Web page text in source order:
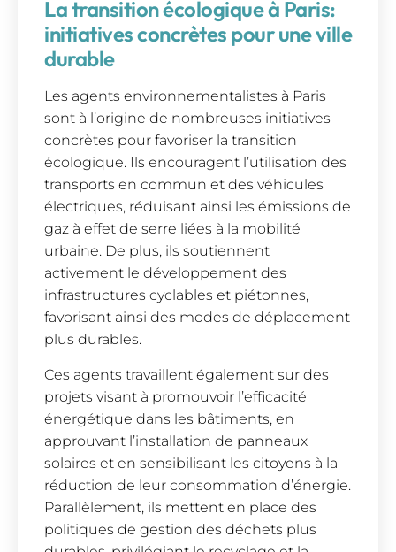
La transition écologique à Paris:
initiatives concrètes pour une ville
durable
Les agents environnementalistes à Paris
sont à l’origine de nombreuses initiatives
concrètes pour favoriser la transition
écologique. Ils encouragent l’utilisation des
transports en commun et des véhicules
électriques, réduisant ainsi les émissions de
gaz à effet de serre liées à la mobilité
urbaine. De plus, ils soutiennent
activement le développement des
infrastructures cyclables et piétonnes,
favorisant ainsi des modes de déplacement
plus durables.
Ces agents travaillent également sur des
projets visant à promouvoir l’efficacité
énergétique dans les bâtiments, en
approuvant l’installation de panneaux
solaires et en sensibilisant les citoyens à la
réduction de leur consommation d’énergie.
Parallèlement, ils mettent en place des
politiques de gestion des déchets plus